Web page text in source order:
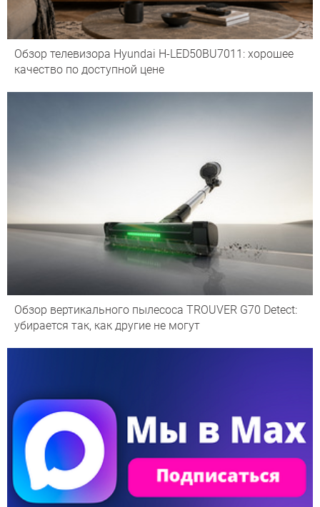
Обзор телевизора Hyundai H-LED50BU7011: хорошее
качество по доступной цене
Обзор вертикального пылесоса TROUVER G70 Detect:
убирается так, как другие не могут